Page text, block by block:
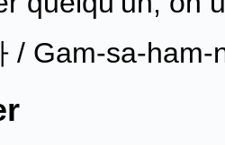
/ Gam-sa-ham-